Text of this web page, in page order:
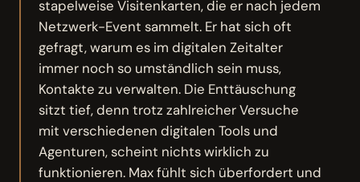
stapelweise Visitenkarten, die er nach jedem
Netzwerk-Event sammelt. Er hat sich oft
gefragt, warum es im digitalen Zeitalter
immer noch so umständlich sein muss,
Kontakte zu verwalten. Die Enttäuschung
sitzt tief, denn trotz zahlreicher Versuche
mit verschiedenen digitalen Tools und
Agenturen, scheint nichts wirklich zu
funktionieren. Max fühlt sich überfordert und